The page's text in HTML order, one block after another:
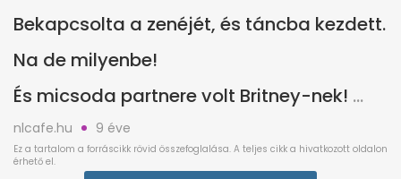
Bekapcsolta a zenéjét, és táncba kezdett.
Na de milyenbe!
És micsoda partnere volt Britney-nek!
nlcafe.hu 9 éve